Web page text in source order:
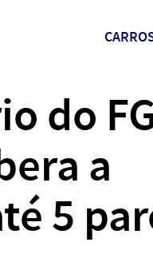
do
a
5